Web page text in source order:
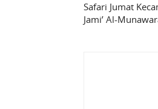
Safari Jumat
Jami’ Al-